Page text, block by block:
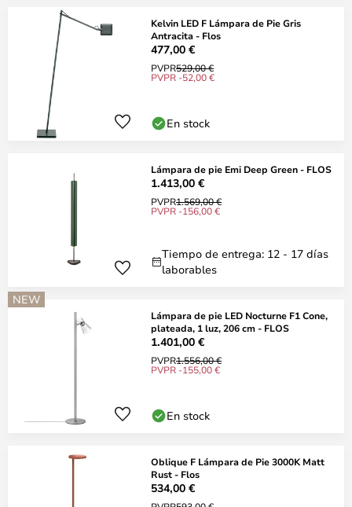
Kelvin LED F Lámpara de Pie Gris
Antracita - Flos
477,00 €
PVPR529,00 €
PVPR -52,00 €
En stock
Lámpara de pie Emi Deep Green - FLOS
1.413,00 €
PVPR1.569,00 €
PVPR -156,00 €
Tiempo de entrega: 12 - 17 días
laborables
NEW
Lámpara de pie LED Nocturne F1 Cone,
plateada, 1 luz, 206 cm - FLOS
1.401,00 €
PVPR1.556,00 €
PVPR -155,00 €
En stock
Oblique F Lámpara de Pie 3000K Matt
Rust - Flos
534,00 €